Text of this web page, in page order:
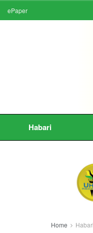
ePaper
Habari
Home Habari